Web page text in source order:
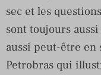
sec et les
sont toujours
aussi peut-être en
Petrobras qui